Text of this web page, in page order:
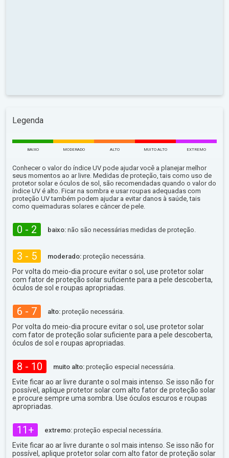
Legenda
BAIXO MODERADO ALTO MUITO ALTO EXTREMO
Conhecer o valor do índice UV pode ajudar você a planejar melhor
seus momentos ao ar livre. Medidas de proteção, tais como uso de
protetor solar e óculos de sol, são recomendadas quando o valor do
índice UV é alto. Ficar na sombra e usar roupas adequadas com
proteção UV também podem ajudar a evitar danos à saúde, tais
como queimaduras solares e câncer de pele.
0 - 2 baixo: não são necessárias medidas de proteção.
3 - 5 moderado: proteção necessária.
Por volta do meio-dia procure evitar o sol, use protetor solar
com fator de proteção solar suficiente para a pele descoberta,
óculos de sol e roupas apropriadas.
6 - 7 alto: proteção necessária.
Por volta do meio-dia procure evitar o sol, use protetor solar
com fator de proteção solar suficiente para a pele descoberta,
óculos de sol e roupas apropriadas.
8 - 10 muito alto: proteção especial necessária.
Evite ficar ao ar livre durante o sol mais intenso. Se isso não for
possível, aplique protetor solar com alto fator de proteção solar
e procure sempre uma sombra. Use óculos escuros e roupas
apropriadas.
11+ extremo: proteção especial necessária.
Evite ficar ao ar livre durante o sol mais intenso. Se isso não for
possível, aplique protetor solar com alto fator de proteção solar